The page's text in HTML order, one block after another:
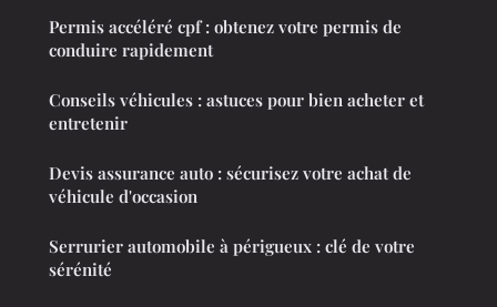
Permis accéléré cpf : obtenez votre permis de
conduire rapidement
Conseils véhicules : astuces pour bien acheter et
entretenir
Devis assurance auto : sécurisez votre achat de
véhicule d'occasion
Serrurier automobile à périgueux : clé de votre
sérénité